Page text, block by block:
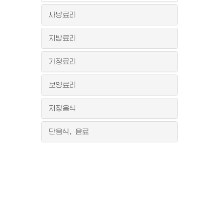
사냥료리
지방료리
가정료리
보양료리
저장음식
단음식, 음료